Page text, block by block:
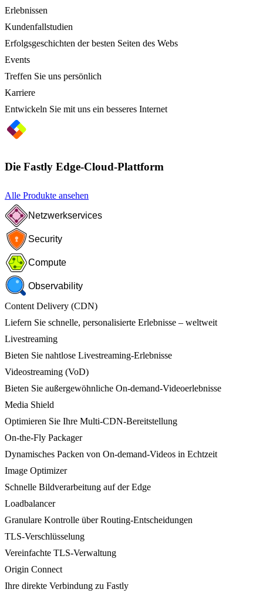
Erlebnissen
Kundenfallstudien
Erfolgsgeschichten der besten Seiten des Webs
Events
Treffen Sie uns persönlich
Karriere
Entwickeln Sie mit uns ein besseres Internet
Die Fastly Edge-Cloud-Plattform
Alle Produkte ansehen
Netzwerkservices
Security
Compute
Observability
Content Delivery (CDN)
Liefern Sie schnelle, personalisierte Erlebnisse – weltweit
Livestreaming
Bieten Sie nahtlose Livestreaming-Erlebnisse
Videostreaming (VoD)
Bieten Sie außergewöhnliche On-demand-Videoerlebnisse
Media Shield
Optimieren Sie Ihre Multi-CDN-Bereitstellung
On-the-Fly Packager
Dynamisches Packen von On-demand-Videos in Echtzeit
Image Optimizer
Schnelle Bildverarbeitung auf der Edge
Loadbalancer
Granulare Kontrolle über Routing-Entscheidungen
TLS-Verschlüsselung
Vereinfachte TLS-Verwaltung
Origin Connect
Ihre direkte Verbindung zu Fastly